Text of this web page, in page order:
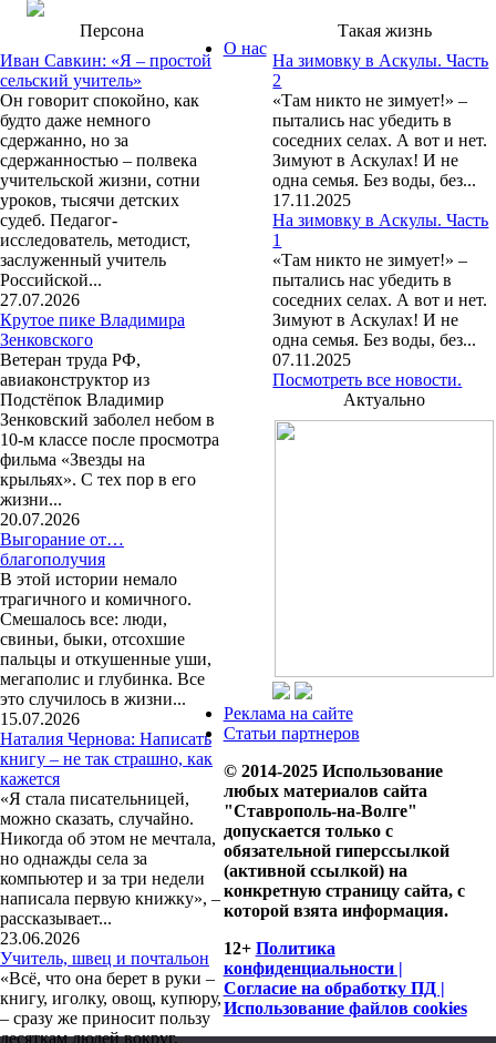
Персона
Иван Савкин: «Я – простой
сельский учитель»
Он говорит спокойно, как
будто даже немного
сдержанно, но за
сдержанностью – полвека
учительской жизни, сотни
уроков, тысячи детских
судеб. Педагог-
исследователь, методист,
заслуженный учитель
Российской...
27.07.2026
Крутое пике Владимира
Зенковского
Ветеран труда РФ,
авиаконструктор из
Подстёпок Владимир
Зенковский заболел небом в
10-м классе после просмотра
фильма «Звезды на
крыльях». С тех пор в его
жизни...
20.07.2026
Выгорание от…
благополучия
В этой истории немало
трагичного и комичного.
Смешалось все: люди,
свиньи, быки, отсохшие
пальцы и откушенные уши,
мегаполис и глубинка. Все
это случилось в жизни...
15.07.2026
Наталия Чернова: Написать
книгу – не так страшно, как
кажется
«Я стала писательницей,
можно сказать, случайно.
Никогда об этом не мечтала,
но однажды села за
компьютер и за три недели
написала первую книжку», –
рассказывает...
23.06.2026
Учитель, швец и почтальон
«Всё, что она берет в руки –
книгу, иголку, овощ, купюру,
– сразу же приносит пользу
десяткам людей вокруг,
Такая жизнь
На зимовку в Аскулы. Часть
2
«Там никто не зимует!» –
пытались нас убедить в
соседних селах. А вот и нет.
Зимуют в Аскулах! И не
одна семья. Без воды, без...
17.11.2025
На зимовку в Аскулы. Часть
1
«Там никто не зимует!» –
пытались нас убедить в
соседних селах. А вот и нет.
Зимуют в Аскулах! И не
одна семья. Без воды, без...
07.11.2025
Посмотреть все новости.
Актуально
О нас
Реклама на сайте
Статьи партнеров
© 2014-2025 Использование
любых материалов сайта
"Ставрополь-на-Волге"
допускается только с
обязательной гиперссылкой
(активной ссылкой) на
конкретную страницу сайта, с
которой взята информация.
12+ Политика
конфиденциальности |
Согласие на обработку ПД |
Использование файлов cookies